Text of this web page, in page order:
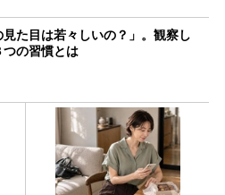
見た目は若々しいの？」。観察し
の習慣とは